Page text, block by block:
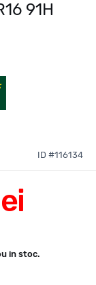
91H
ID #116134
in stoc.